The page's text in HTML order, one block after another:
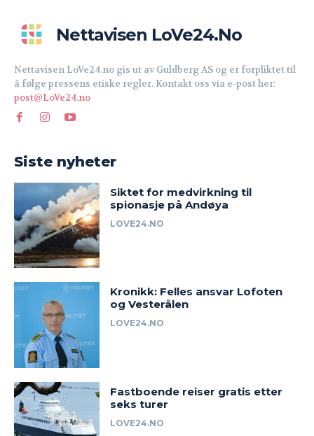
Nettavisen LoVe24.no
Nettavisen LoVe24.no gis ut av Guldberg AS og er forpliktet til
å følge pressens etiske regler. Kontakt oss via e-post her:
post@LoVe24.no
Siste nyheter
Siktet for medvirkning til
spionasje på Andøya
LOVE24.NO
Kronikk: Felles ansvar Lofoten
og Vesterålen
LOVE24.NO
Fastboende reiser gratis etter
seks turer
LOVE24.NO